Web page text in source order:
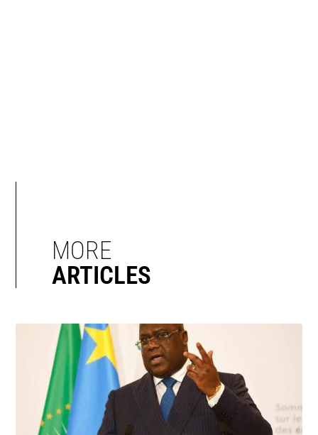
MORE
ARTICLES